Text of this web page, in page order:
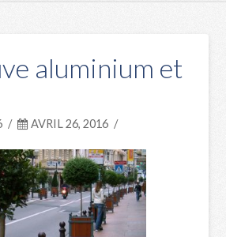
aluminium et
AVRIL 26, 2016